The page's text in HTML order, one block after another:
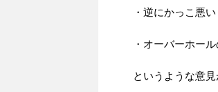
・逆にかっこ悪い
・オーバーホー
というような意見